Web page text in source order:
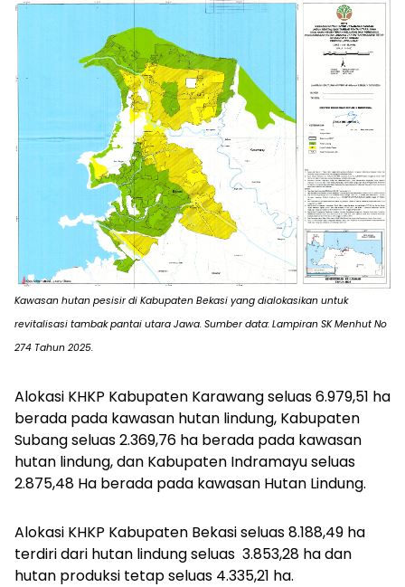
Kawasan hutan pesisir di Kabupaten Bekasi yang dialokasikan untuk
revitalisasi tambak pantai utara Jawa. Sumber data: Lampiran SK Menhut No
274 Tahun 2025.
Alokasi KHKP Kabupaten Karawang seluas 6.979,51 ha
berada pada kawasan hutan lindung, Kabupaten
Subang seluas 2.369,76 ha berada pada kawasan
hutan lindung, dan Kabupaten Indramayu seluas
2.875,48 Ha berada pada kawasan Hutan Lindung.
Alokasi KHKP Kabupaten Bekasi seluas 8.188,49 ha
terdiri dari hutan lindung seluas 3.853,28 ha dan
hutan produksi tetap seluas 4.335,21 ha.